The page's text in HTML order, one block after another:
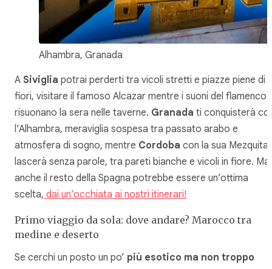
Alhambra, Granada
A Siviglia potrai perderti tra vicoli stretti e piazze piene di
fiori, visitare il famoso Alcazar mentre i suoni del flamenco
risuonano la sera nelle taverne. Granada ti conquisterà
l’Alhambra, meraviglia sospesa tra passato arabo e
atmosfera di sogno, mentre Cordoba con la sua Mezquita
lascerà senza parole, tra pareti bianche e vicoli in fiore. Ma
anche il resto della Spagna potrebbe essere un’ottima
scelta, dai un’occhiata ai nostri itinerari!
Primo viaggio da sola: dove andare? Marocco tra
medine e deserto
Se cerchi un posto un po’ più esotico ma non troppo